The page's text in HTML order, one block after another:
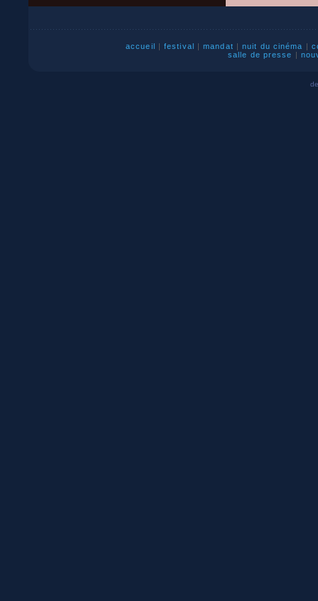
accueil |festival |mandat |nuit du cinéma |
salle de presse |